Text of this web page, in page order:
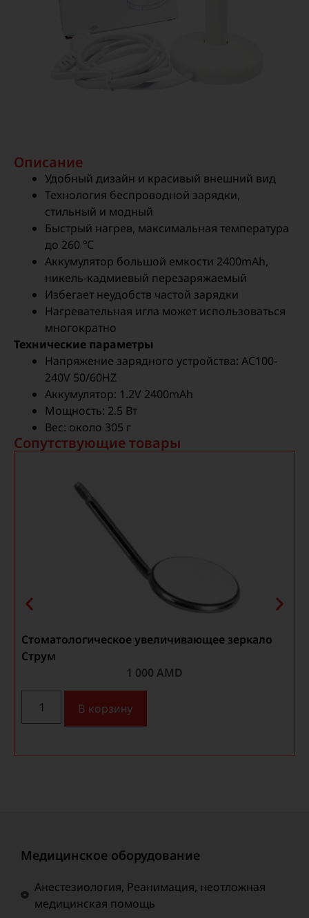
Описание
Удобный дизайн и красивый внешний вид
Технология беспроводной зарядки,
стильный и модный
Быстрый нагрев, максимальная температура
до 260 ℃
Аккумулятор большой емкости 2400mAh,
никель-кадмиевый перезаряжаемый
Избегает неудобств частой зарядки
Нагревательная игла может использоваться
многократно
Технические параметры
Напряжение зарядного устройства: AC100-
240V 50/60HZ
Аккумулятор: 1.2V 2400mAh
Мощность: 2.5 Вт
Вес: около 305 г
Сопутствующие товары
Стоматологическое увеличивающее зеркало
Струм
1 000 AMD
В корзину
Медицинское оборудование
Анестезиология, Реанимация, неотложная
медицинская помощь